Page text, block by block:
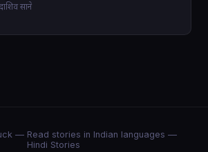
साने
— Read stories in Indian languages —
Hindi Stories